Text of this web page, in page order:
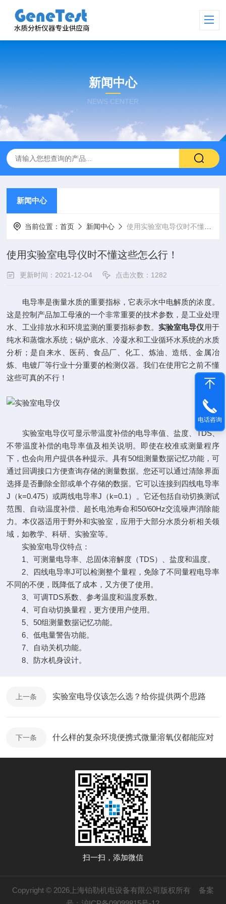
新闻中心
NEWS CENTER
新闻中心
当前位置：首页 新闻中心 使用实验室电导仪时不懂这些怎么行！
使用实验室电导仪时不懂这些怎么行！
更新时间：2021-12-04 点击次数：1282
电导率是衡量水质的重要指标，它表示水中电解质的浓度。
这是控制产品加工母液的一个非常重要的技术参数，是工业处理
水、工业排放水和环境监测的重要指标参数。实验室电导仪 用于
纯水和蒸馏水系统；锅炉底水、冷凝水和工业循环水系统的水质
分析；是自来水、医药、食品厂、化工、炼油、造纸、金属冶
炼、电镀厂等行业十分重要的检测仪器。我们在使用它之前不懂
这些可真的不行！
实验室电导仪可显示带温度补偿的电导率值、盐度、TDS、
不带温度补偿的电导率值及相关说明。即使在校准或测量程序
下，也会向用户提供各种提示。具有50组测量数据记忆功能，可
通过回调接口方便查询存储的测量数据。您还可以通过清除界面
选择是否删除全部或单个存储的数据。它可以连接到四线电导率
J（k=0.475）或两线电导率J（k=0.1）。它还包括自动切换测试
范围、自动温度补偿、超长电池寿命和50/60Hz交流噪声消除能
力。本仪器适用于野外和实验室，应用于大部分水质分析相关领
域，如教学、科研、实验室等。
实验室电导仪特点：
1、可测量电导率、总固体溶解度（TDS）、盐度和温度。
2、四线电导率J可以检测整个量程，免除了不同量程电导率
不同的不便，既降低了成本，又方便了使用。
3、可调TDS系数、参考温度和温度系数。
4、可自动切换量程，更方便用户使用。
5、50组测量数据记忆功能。
6、低电量警告功能。
7、自动关机功能。
8、防水机身设计。
上一条 实验室电导仪该怎么选？给你提供两个思路
下一条 什么样的复杂环境便携式微量溶氧仪都能应对
扫一扫，添加微信
Copyright © 2026上海铂勒机电设备有限公司版权所有 备案
电话咨询